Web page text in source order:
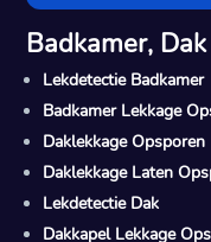
Badkamer,
Lekdetectie Badkamer
Badkamer Lekkage
Daklekkage Opsporen
Daklekkage Laten
Lekdetectie Dak
Dakkapel Lekkage